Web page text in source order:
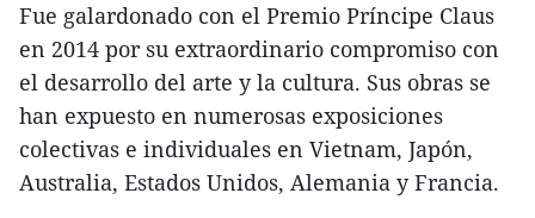
Fue galardonado con el Premio Príncipe Claus
en 2014 por su extraordinario compromiso con
el desarrollo del arte y la cultura. Sus obras se
han expuesto en numerosas exposiciones
colectivas e individuales en Vietnam, Japón,
Australia, Estados Unidos, Alemania y Francia.